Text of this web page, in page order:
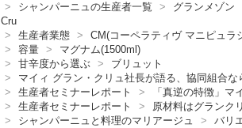
>
シャンパーニュの生産者一覧 > グランメゾン
Cru
>
生産者業態 >
CM(コーペラティヴ マニピュラ
>
容量 >
マグナム(1500ml)
>
甘辛度から選ぶ >
ブリュット
>
マイィ グラン・クリュ社長が語る、協同組合な
>
生産者セミナーレポート >
「真逆の特徴」マ
>
生産者セミナーレポート >
原材料はグランク
>
シャンパーニュと料理のマリアージュ >
バリ